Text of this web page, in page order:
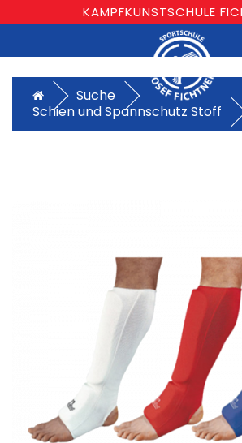
KAMPFKUNSTSCHULE
Suche
Schien und Spannschutz Stoff